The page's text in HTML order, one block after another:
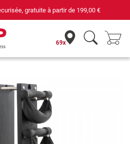
gratuite à partir de 199,00 €
69x